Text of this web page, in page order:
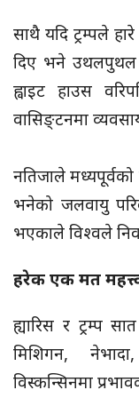
साथै यदि ट्रम्पले
दिए भने उथलपुथल
ह्वाइट हाउस
वासिङ्टनमा
नतिजाले मध्यपूर्वको
भनेको जलवायु
भएकाले विश्वले
हरेक एक मत
ह्यारिस र ट्रम्प
मिशिगन,
विस्कन्सिनमा